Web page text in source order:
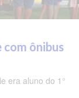
ônibus
era aluno do 1°